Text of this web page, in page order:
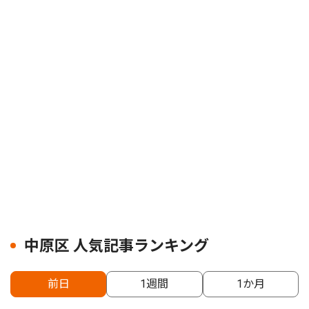
中原区 人気記事ランキング
前日 1週間 1か月